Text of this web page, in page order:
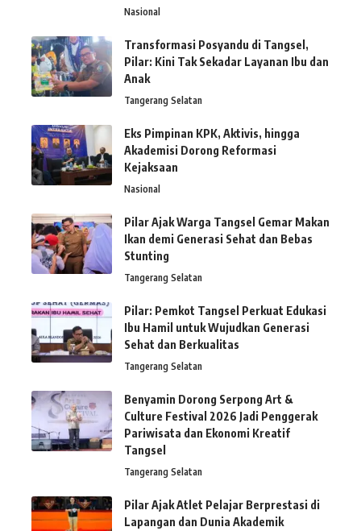
Nasional
Transformasi Posyandu di Tangsel,
Pilar: Kini Tak Sekadar Layanan Ibu dan
Anak
Tangerang Selatan
Eks Pimpinan KPK, Aktivis, hingga
Akademisi Dorong Reformasi
Kejaksaan
Nasional
Pilar Ajak Warga Tangsel Gemar Makan
Ikan demi Generasi Sehat dan Bebas
Stunting
Tangerang Selatan
Pilar: Pemkot Tangsel Perkuat Edukasi
Ibu Hamil untuk Wujudkan Generasi
Sehat dan Berkualitas
Tangerang Selatan
Benyamin Dorong Serpong Art &
Culture Festival 2026 Jadi Penggerak
Pariwisata dan Ekonomi Kreatif
Tangsel
Tangerang Selatan
Pilar Ajak Atlet Pelajar Berprestasi di
Lapangan dan Dunia Akademik